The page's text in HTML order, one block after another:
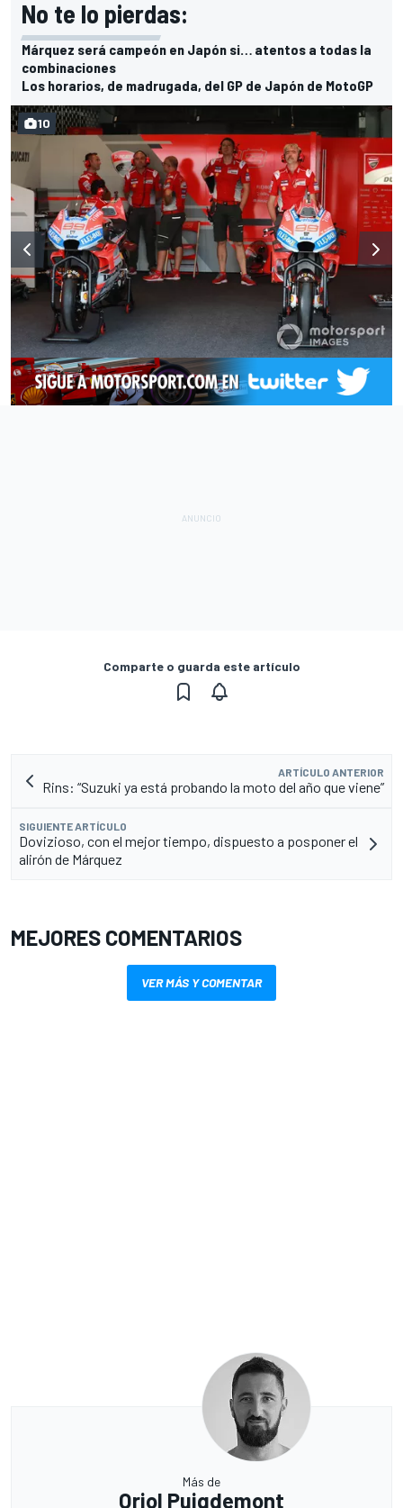
No te lo pierdas:
Márquez será campeón en Japón si… atentos a todas la
combinaciones
Los horarios, de madrugada, del GP de Japón de MotoGP
10
Comparte o guarda este artículo
ARTÍCULO ANTERIOR
Rins: “Suzuki ya está probando la moto del año que viene”
SIGUIENTE ARTÍCULO
Dovizioso, con el mejor tiempo, dispuesto a posponer el
alirón de Márquez
MEJORES COMENTARIOS
VER MÁS Y COMENTAR
Más de
Oriol Puigdemont